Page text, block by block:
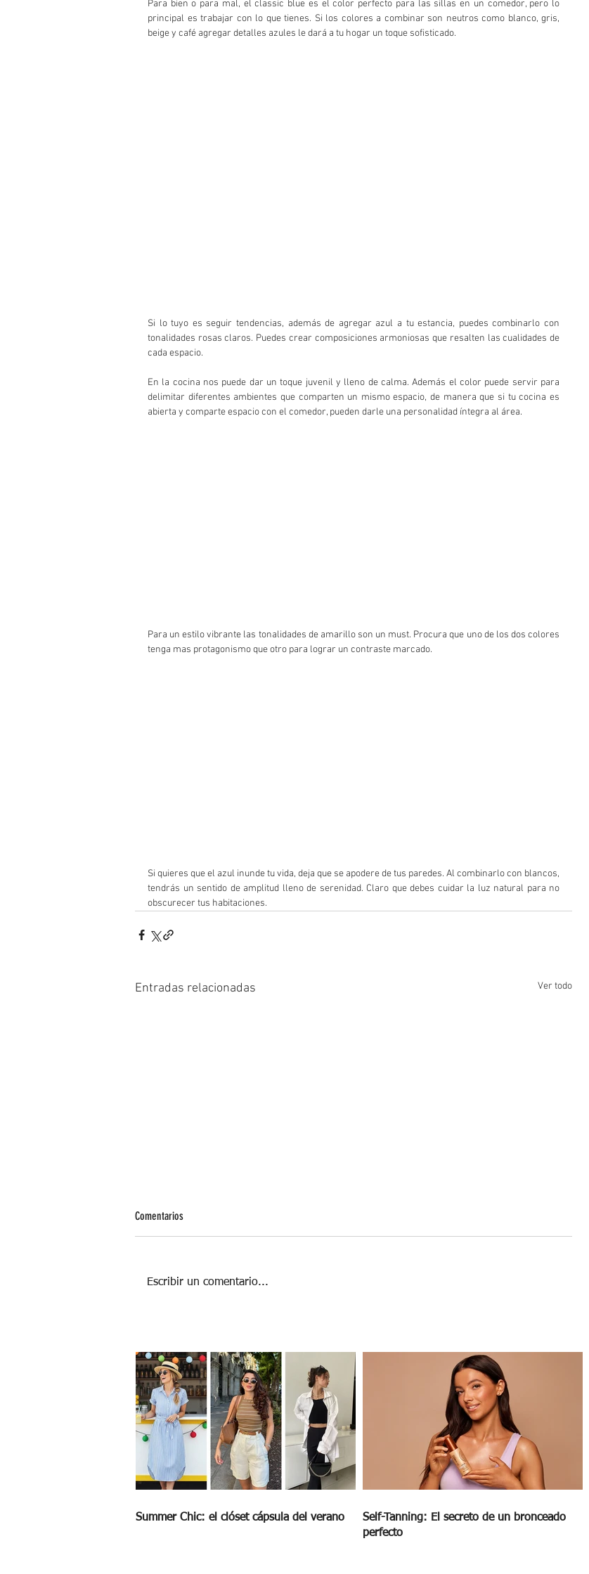
Para bien o para mal, el classic blue es el color perfecto para las sillas en un comedor, pero lo
principal es trabajar con lo que tienes. Si los colores a combinar son neutros como blanco, gris,
beige y café agregar detalles azules le dará a tu hogar un toque sofisticado.
Si lo tuyo es seguir tendencias, además de agregar azul a tu estancia, puedes combinarlo con
tonalidades rosas claros. Puedes crear composiciones armoniosas que resalten las cualidades de
cada espacio.
En la cocina nos puede dar un toque juvenil y lleno de calma. Además el color puede servir para
delimitar diferentes ambientes que comparten un mismo espacio, de manera que si tu cocina es
abierta y comparte espacio con el comedor, pueden darle una personalidad íntegra al área.
Para un estilo vibrante las tonalidades de amarillo son un must. Procura que uno de los dos colores
tenga mas protagonismo que otro para lograr un contraste marcado.
Si quieres que el azul inunde tu vida, deja que se apodere de tus paredes. Al combinarlo con blancos,
tendrás un sentido de amplitud lleno de serenidad. Claro que debes cuidar la luz natural para no
obscurecer tus habitaciones.
Entradas relacionadas Ver todo
Comentarios
Escribir un comentario...
Summer Chic: el clóset cápsula del verano
Self-Tanning: El secreto de un bronceado
perfecto